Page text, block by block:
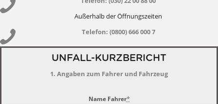
Außerhalb der Öffnungszeiten
Telefon: (0800) 666 000 7
UNFALL-KURZBERICHT
1. Angaben zum Fahrer und Fahrzeug
Name Fahrer*